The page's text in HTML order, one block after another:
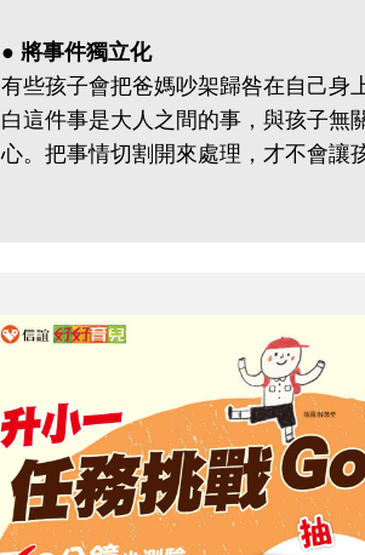
● 將事件獨立化
有些孩子會把爸媽吵架歸咎在自己身
白這件事是大人之間的事，與孩子無
心。把事情切割開來處理，才不會讓